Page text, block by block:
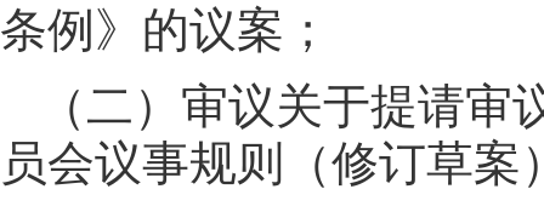
条例》的议案；
（二）审议关于提请
员会议事规则（修订草案